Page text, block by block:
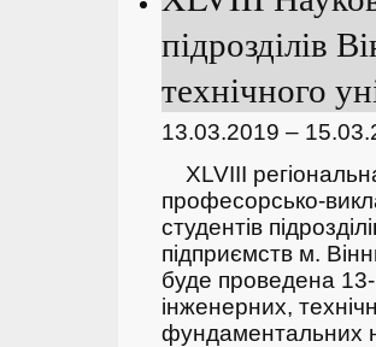
підрозділів
технічного
13.03.2019 –
ХLVIII
професорсько-
студентів
підприємств м.
буде проведена
інженерних,
фундаментальних